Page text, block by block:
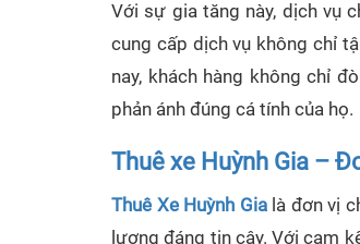
Với sự gia tăng này, dịch vụ
cung cấp dịch vụ không chỉ
nay, khách hàng không chỉ
phản ánh đúng cá tính của họ.
Thuê xe Huỳnh Gia –
Thuê Xe Huỳnh Gialà đơn vị
lượng đáng tin cậy. Với cam